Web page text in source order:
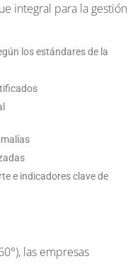
integral para la gestión
los estándares de la
e indicadores clave de
las empresas